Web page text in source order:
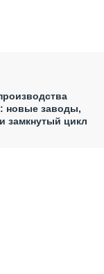
новые заводы,
замкнутый цикл